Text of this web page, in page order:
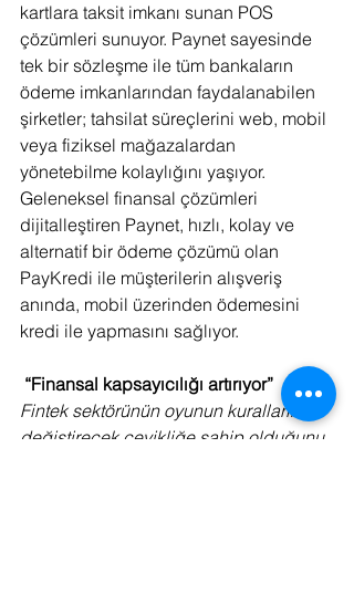
kartlara taksit imkanı sunan POS
çözümleri sunuyor. Paynet sayesinde
tek bir sözleşme ile tüm bankaların
ödeme imkanlarından faydalanabilen
şirketler; tahsilat süreçlerini web, mobil
veya fiziksel mağazalardan
yönetebilme kolaylığını yaşıyor.
Geleneksel finansal çözümleri
dijitalleştiren Paynet, hızlı, kolay ve
alternatif bir ödeme çözümü olan
PayKredi ile müşterilerin alışveriş
anında, mobil üzerinden ödemesini
kredi ile yapmasını sağlıyor.
“Finansal kapsayıcılığı artırıyor”
Fintek sektörünün oyunun kurallarını
değiştirecek çevikliğe sahip olduğunu